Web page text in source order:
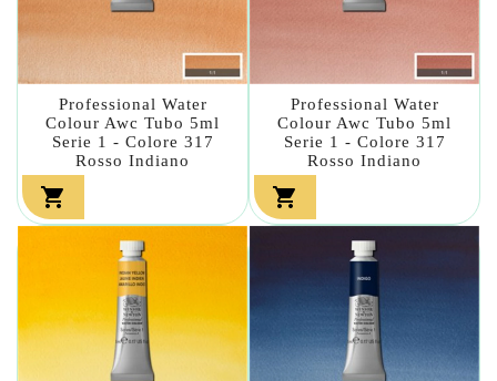
Professional Water
Colour Awc Tubo 5ml
Serie 1 - Colore 317
Rosso Indiano

Professional Water
Colour Awc Tubo 5ml
Serie 1 - Colore 317
Rosso Indiano
